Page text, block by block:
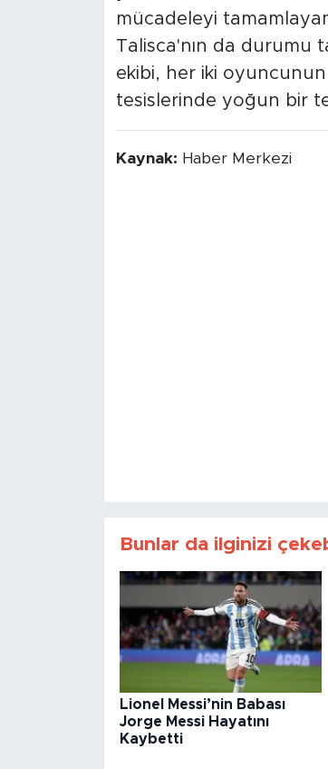
mücadeleyi
Talisca'nın da durumu
ekibi, her iki oyuncunun
tesislerinde yoğun bir
Kaynak: Haber Merkezi
Bunlar da ilginizi
Lionel Messi’nin Babası
Jorge Messi Hayatını
Kaybetti